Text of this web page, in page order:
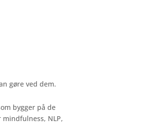
gøre ved dem.
bygger på de
NLP,